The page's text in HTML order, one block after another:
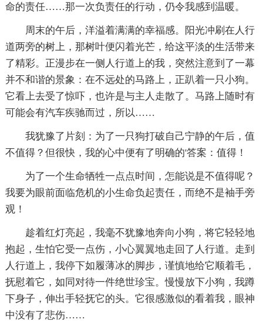
命的责任……那一次负责任的行动，仍令我感到温暖。
周末的午后，洋溢着满满的幸福感。阳光冲刷在人行
道两旁的树上，那树叶便闪着光芒，给这平淡的生活带来
了精彩。正漫步在一侧人行道上的我，突然注意到了一幕
并不和谐的景象：在不远处的马路上，正趴着一只小狗。
它看上去受了惊吓，也许是与主人走散了。马路上随时有
可能会有汽车疾驰而过，所以……
我犹豫了片刻：为了一只狗打破自己宁静的午后，值
不值得？但很快，我的心中便有了明确的'答案：值得！
为了一个生命牺牲一点点时间，怎能说是不值得呢？
我要为眼前面临危机的小生命负起责任，而绝不是袖手旁
观！
趁着红灯亮起，我毫不犹豫地奔向小狗，将它轻轻地
抱起，生怕它受一点伤，小心翼翼地走回了人行道。走到
人行道上，我停下如履薄冰的脚步，谨慎地给它顺着毛，
抚慰着它，如同对待一件绝世珍宝。慢慢放下小狗，我蹲
下身子，伸出手轻抚它的头。它很感激似的看着我，眼神
中没有了悲伤……